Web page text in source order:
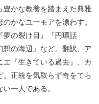
豊かな教養を踏まえた典雅
かなユーモアを漂わす。
夢の裂け目』『円環話
の海辺』など。翻訳、ア
『生きている過去』、カ
正統を気取らず奇をてら
一人である。